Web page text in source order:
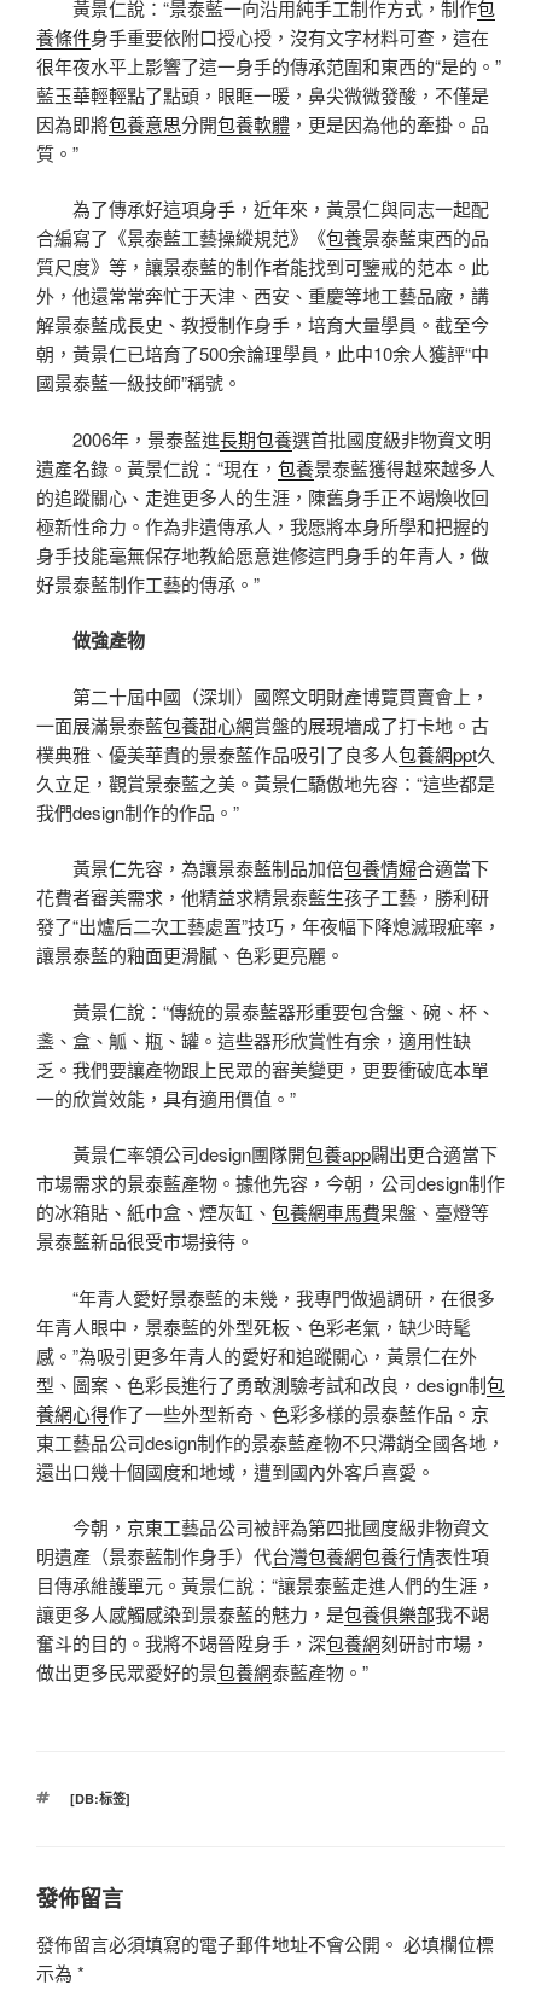
黃景仁說：“景泰藍一向沿用純手工制作方式，制作包
養條件身手重要依附口授心授，沒有文字材料可查，這在
很年夜水平上影響了這一身手的傳承范圍和東西的“是的。”
藍玉華輕輕點了點頭，眼眶一暖，鼻尖微微發酸，不僅是
因為即將包養意思分開包養軟體 ，更是因為他的牽掛。品
質。”
為了傳承好這項身手，近年來，黃景仁與同志一起配
合編寫了《景泰藍工藝操縱規范》《包養景泰藍東西的品
質尺度》等，讓景泰藍的制作者能找到可鑒戒的范本。此
外，他還常常奔忙于天津、西安、重慶等地工藝品廠，講
解景泰藍成長史、教授制作身手，培育大量學員。截至今
朝，黃景仁已培育了500余論理學員，此中10余人獲評“中
國景泰藍一級技師”稱號。
2006年，景泰藍進長期包養選首批國度級非物資文明
遺產名錄。黃景仁說：“現在， 包養景泰藍獲得越來越多人
的追蹤關心、走進更多人的生涯，陳舊身手正不竭煥收回
極新性命力。作為非遺傳承人，我愿將本身所學和把握的
身手技能毫無保存地教給愿意進修這門身手的年青人，做
好景泰藍制作工藝的傳承。”
做強產物
第二十屆中國（深圳）國際文明財產博覽買賣會上，
一面展滿景泰藍包養甜心網賞盤的展現墻成了打卡地。古
樸典雅、優美華貴的景泰藍作品吸引了良多人包養網ppt久
久立足，觀賞景泰藍之美。黃景仁驕傲地先容：“這些都是
我們design制作的作品。”
黃景仁先容，為讓景泰藍制品加倍包養情婦合適當下
花費者審美需求，他精益求精景泰藍生孩子工藝，勝利研
發了“出爐后二次工藝處置”技巧，年夜幅下降熄滅瑕疵率，
讓景泰藍的釉面更滑膩、色彩更亮麗。
黃景仁說：“傳統的景泰藍器形重要包含盤、碗、杯、
盞、盒、觚、瓶、罐。這些器形欣賞性有余，適用性缺
乏。我們要讓產物跟上民眾的審美變更，更要衝破底本單
一的欣賞效能，具有適用價值。”
黃景仁率領公司design團隊開包養app闢出更合適當下
市場需求的景泰藍產物。據他先容，今朝，公司design制作
的冰箱貼、紙巾盒、煙灰缸、 包養網車馬費果盤、臺燈等
景泰藍新品很受市場接待。
“年青人愛好景泰藍的未幾，我專門做過調研，在很多
年青人眼中，景泰藍的外型死板、色彩老氣，缺少時髦
感。”為吸引更多年青人的愛好和追蹤關心，黃景仁在外
型、圖案、色彩長進行了勇敢測驗考試和改良，design制包
養網心得作了一些外型新奇、色彩多樣的景泰藍作品。京
東工藝品公司design制作的景泰藍產物不只滯銷全國各地，
還出口幾十個國度和地域，遭到國內外客戶喜愛。
今朝，京東工藝品公司被評為第四批國度級非物資文
明遺產（景泰藍制作身手）代台灣包養網包養行情表性項
目傳承維護單元。黃景仁說：“讓景泰藍走進人們的生涯，
讓更多人感觸感染到景泰藍的魅力，是包養俱樂部我不竭
奮斗的目的。我將不竭晉陞身手，深包養網刻研討市場，
做出更多民眾愛好的景包養網泰藍產物。”
標
[DB:标签]
發佈留言
發佈留言必須填寫的電子郵件地址不會公開。 必填欄位標
示為 *